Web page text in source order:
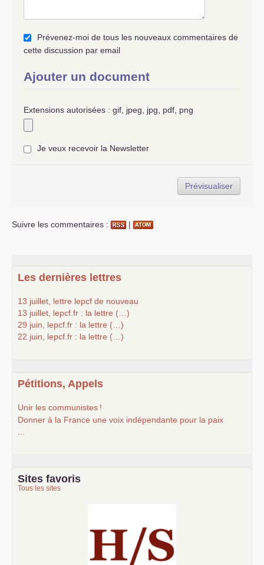
Prévenez-moi de tous les nouveaux commentaires de
cette discussion par email
Ajouter un document
Extensions autorisées : gif, jpeg, jpg, pdf, png
Je veux recevoir la Newsletter
Suivre les commentaires : |
Les dernières lettres
13 juillet, lettre lepcf de nouveau
13 juillet, lepcf.fr : la lettre (…)
29 juin, lepcf.fr : la lettre (…)
22 juin, lepcf.fr : la lettre (…)
Pétitions, Appels
Unir les communistes !
Donner à la France une voix indépendante pour la paix
Sites favoris
Tous les sites